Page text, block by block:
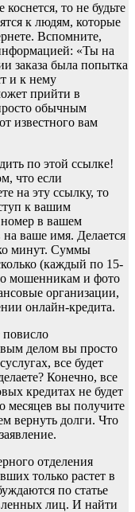
то не будьте
к людям, которые
Вспомните,
«Ты на
заказа была попытка
и к нему
прийти в
обычным
известного вам
по этой ссылке!
что если
на эту ссылку, то
к вашим
номер в вашем
на ваше имя. Делается
минут. Суммы
(каждый по 15-
мошенникам и фото
организации,
онлайн-кредита.
повисло
делом вы просто
все будет
Конечно, все
кредитах не будет
месяцев вы получите
вернуть долги. Что
отделения
только растет в
по статье
лиц. И найти